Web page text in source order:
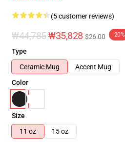
(5 customer reviews)
₩44,785₩35,828 $26.00 -20%
Type
Ceramic Mug
Accent Mug
Color
Size
11 oz
15 oz